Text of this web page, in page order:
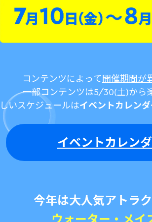
コンテンツによって開催期間が
一部コンテンツは5/30(土)から
いスケジュールはイベントカレンダ
イベントカレン
今年は大人気アトラ